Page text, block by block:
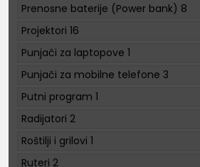
Prenosne baterije (Power bank) 8
Projektori 16
Punjači za laptopove 1
Punjači za mobilne telefone 3
Putni program 1
Radijatori 2
Roštilji i grilovi 1
Ruteri 2